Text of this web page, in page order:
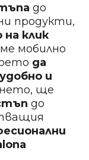
БЕЗПЛАТНО
БЕЗПЛАТНО
до
продукти,
на клик
мобилно
да
и
ще
до